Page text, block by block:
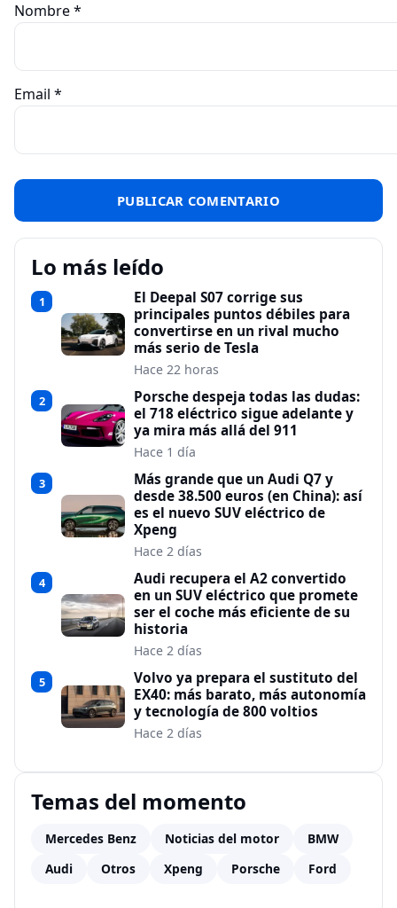
Nombre*
Email *
Lo más leído
1
El Deepal S07 corrige sus
principales puntos débiles para
convertirse en un rival mucho
más serio de Tesla
Hace 22 horas
2
Porsche despeja todas las dudas:
el 718 eléctrico sigue adelante y
ya mira más allá del 911
Hace 1 día
3
Más grande que un Audi Q7 y
desde 38.500 euros (en China): así
es el nuevo SUV eléctrico de
Xpeng
Hace 2 días
4
Audi recupera el A2 convertido
en un SUV eléctrico que promete
ser el coche más eficiente de su
historia
Hace 2 días
5
Volvo ya prepara el sustituto del
EX40: más barato, más autonomía
y tecnología de 800 voltios
Hace 2 días
Temas del momento
Mercedes Benz Noticias del motor
BMW
Audi
Otros Xpeng Porsche Ford